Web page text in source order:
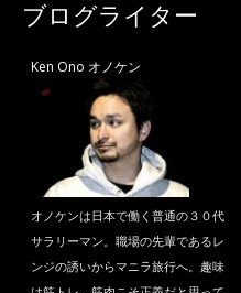
ブログライター
Ken Ono オノケン
オノケンは日本で働く普通の３０代
サラリーマン。職場の先輩であるレ
ンジの誘いからマニラ旅行へ。趣味